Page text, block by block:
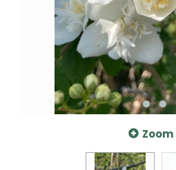
Zoom